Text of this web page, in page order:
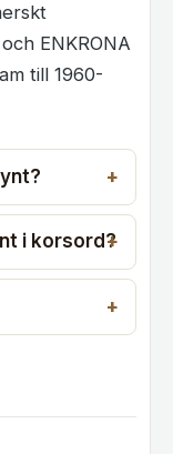
ENKRONA
till 1960-
i korsord?